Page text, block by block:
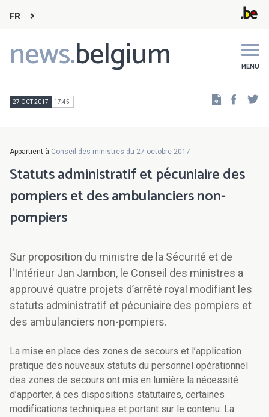
FR
news.belgium MENU
Main
navigation
27 OCT 2017 17:45
Appartient à Conseil des ministres du 27 octobre 2017
Statuts administratif et pécuniaire des
pompiers et des ambulanciers non-
pompiers
Sur proposition du ministre de la Sécurité et de
l'Intérieur Jan Jambon, le Conseil des ministres a
approuvé quatre projets d’arrêté royal modifiant les
statuts administratif et pécuniaire des pompiers et
des ambulanciers non-pompiers.
La mise en place des zones de secours et l’application
pratique des nouveaux statuts du personnel opérationnel
des zones de secours ont mis en lumière la nécessité
d’apporter, à ces dispositions statutaires, certaines
modifications techniques et portant sur le contenu. La